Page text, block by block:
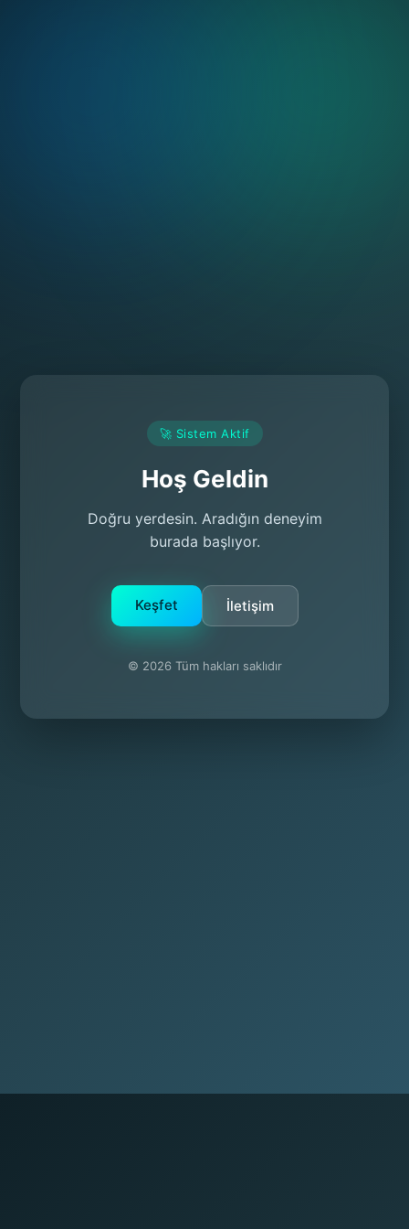
🚀 Sistem Aktif
Hoş Geldin
Doğru yerdesin. Aradığın deneyim
burada başlıyor.
Keşfet İletişim
© 2026 Tüm hakları saklıdır